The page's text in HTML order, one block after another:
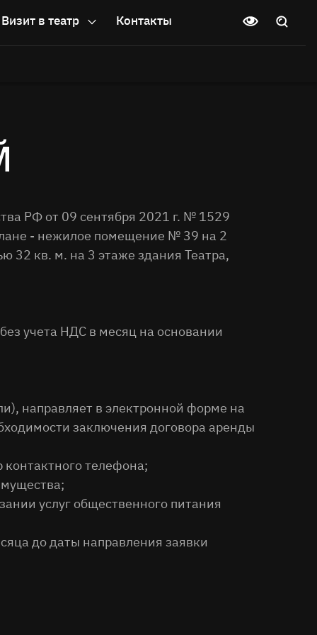
Визит в театр Контакты
РФ от 09 сентября 2021 г. № 1529
- нежилое помещение № 39 на 2
кв. м. на 3 этаже здания Театра,
учета НДС в месяц на основании
направляет в электронной форме на
заключения договора аренды
телефона;
услуг общественного питания
до даты направления заявки